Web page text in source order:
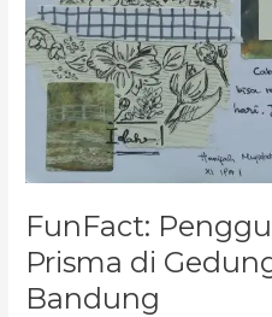
FunFact:
Prisma di
Bandung